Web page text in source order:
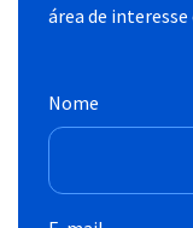
área de
Nome